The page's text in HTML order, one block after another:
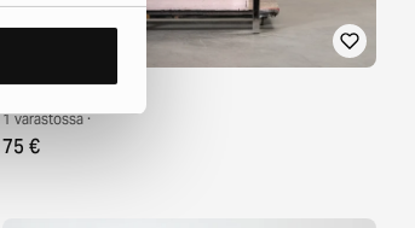
1 varastossa ·
75 €